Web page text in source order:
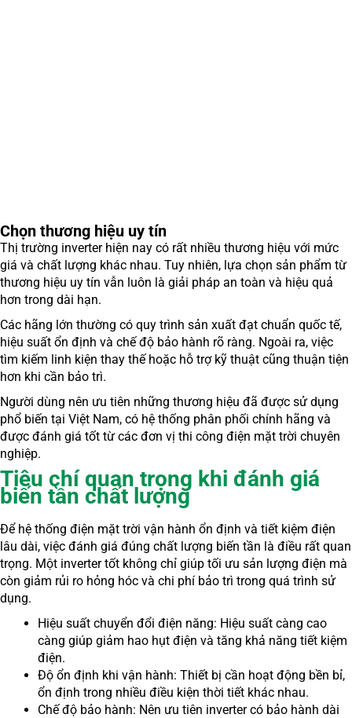
Chọn thương hiệu uy tín
Thị trường inverter hiện nay có rất nhiều thương hiệu với mức
giá và chất lượng khác nhau. Tuy nhiên, lựa chọn sản phẩm từ
thương hiệu uy tín vẫn luôn là giải pháp an toàn và hiệu quả
hơn trong dài hạn.
Các hãng lớn thường có quy trình sản xuất đạt chuẩn quốc tế,
hiệu suất ổn định và chế độ bảo hành rõ ràng. Ngoài ra, việc
tìm kiếm linh kiện thay thế hoặc hỗ trợ kỹ thuật cũng thuận tiện
hơn khi cần bảo trì.
Người dùng nên ưu tiên những thương hiệu đã được sử dụng
phổ biến tại Việt Nam, có hệ thống phân phối chính hãng và
được đánh giá tốt từ các đơn vị thi công điện mặt trời chuyên
nghiệp.
Tiêu chí quan trọng khi đánh giá
biến tần chất lượng
Để hệ thống điện mặt trời vận hành ổn định và tiết kiệm điện
lâu dài, việc đánh giá đúng chất lượng biến tần là điều rất quan
trọng. Một inverter tốt không chỉ giúp tối ưu sản lượng điện mà
còn giảm rủi ro hỏng hóc và chi phí bảo trì trong quá trình sử
dụng.
Hiệu suất chuyển đổi điện năng: Hiệu suất càng cao
càng giúp giảm hao hụt điện và tăng khả năng tiết kiệm
điện.
Độ ổn định khi vận hành: Thiết bị cần hoạt động bền bỉ,
ổn định trong nhiều điều kiện thời tiết khác nhau.
Chế độ bảo hành: Nên ưu tiên inverter có bảo hành dài